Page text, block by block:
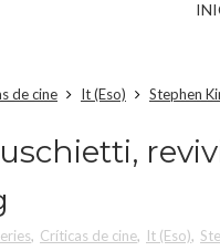
de cine It (Eso) Stephen
, Críticas de cine, It (Eso),